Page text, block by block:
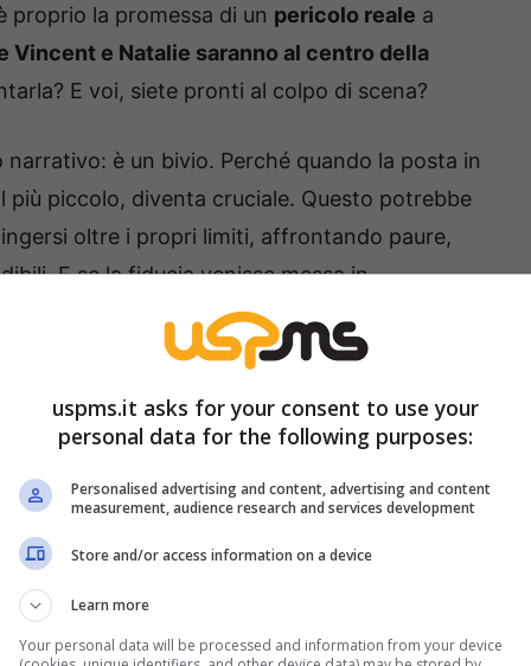
la promessa di un pericolo reale a
Vincent e Natalie saranno al centro della
E voi, siete pronti al colpo di scena?
è un bivio. Perché quando la posta in
più piccolo, diventa cruciale. Questo potrebbe
oltre i propri limiti, affrontando paure,
E se la fiducia venisse messa in
inattese? Voi cosa ne pensate?
d’amore
anticipazioni
, unincidente alle scuderiemetterà in
uspms.it asks for your consent to use your
personal data for the following purposes:
Personalised advertising and content, advertising and content
measurement, audience research and services development
Store and/or access information on a device
Learn more
Your personal data will be processed and information from your device